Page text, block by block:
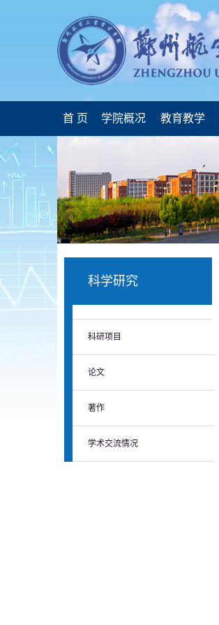
首 页 学院概况 教育教学
科学研究
科研项目
论文
著作
学术交流情况